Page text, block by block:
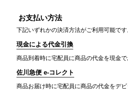
お支払い方法
下記いずれかの決済方法がご利用可能です
現金による代金引換
商品到着時に宅配員に商品の代金を現金で
佐川急便 e-コレクト
商品お届け時に宅配員に商品の代金をデ